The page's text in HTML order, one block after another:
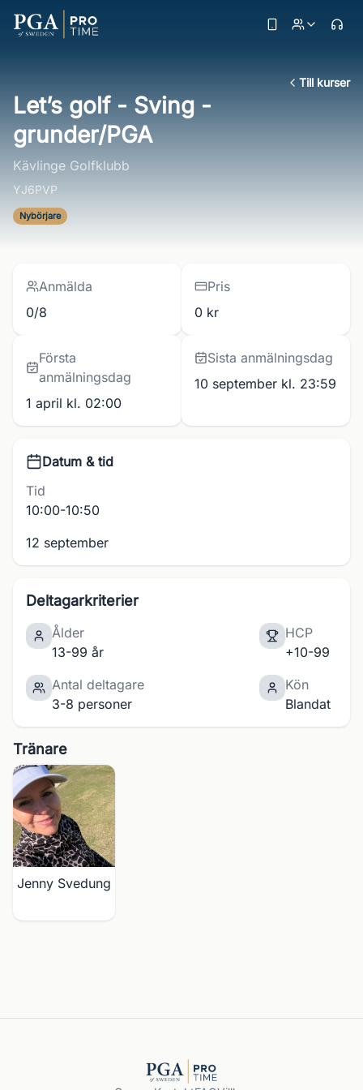
Till kurser
Let’s golf - Sving -
grunder/PGA
Kävlinge Golfklubb
YJ6PVP
Nybörjare
Anmälda
0/8
Pris
0 kr
Första
anmälningsdag
1 april kl. 02:00
Sista anmälningsdag
10 september kl. 23:59
Datum & tid
Tid
10:00-10:50
12 september
Deltagarkriterier
Ålder
13-99 år
HCP
+10-99
Antal deltagare
3-8 personer
Kön
Blandat
Tränare
Jenny Svedung